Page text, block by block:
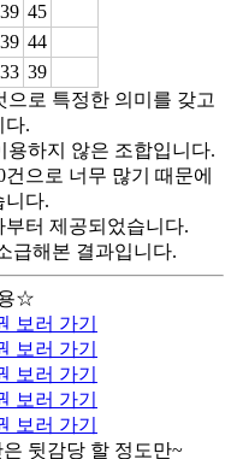
39 45
39 44
33 39
로 특정한 의미를 갖고
다.
용하지 않은 조합입니다.
으로 너무 많기 때문에
니다.
부터 제공되었습니다.
급해본 결과입니다.
☆
보러 가기
보러 가기
보러 가기
보러 가기
보러 가기
뒷감당 할 정도만~